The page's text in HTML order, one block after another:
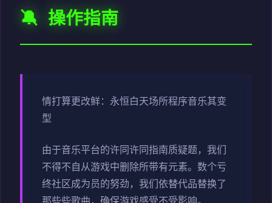
🔕 操作指南
情打算更改鲜：永恒白天场所程序音乐其变
型
由于音乐平台的许同许同指南质疑题，我们
不得不自从游戏中删除所带有元素。数个亏
终社区成为员的努劲，我们依替代品替换了